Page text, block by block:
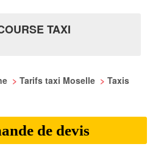
TAXI
> Tarifs taxi Moselle > Taxis
de devis